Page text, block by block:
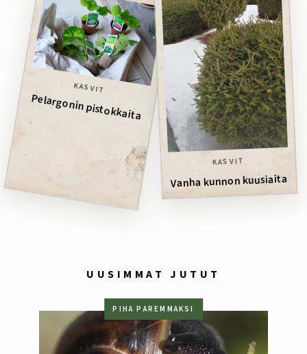
KASVIT
Pelargonin pistokkaita
KASVIT
Vanha kunnon kuusiaita
UUSIMMAT JUTUT
PIHA PAREMMAKSI